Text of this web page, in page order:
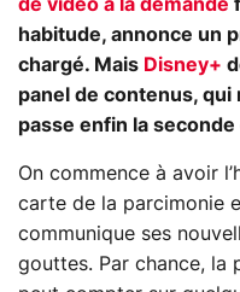
de vidéo à la demande
habitude, annonce un
chargé. Mais Disney+
panel de contenus,
passe enfin la
On commence à avoir
carte de la parcimonie
communique ses
gouttes. Par chance, la